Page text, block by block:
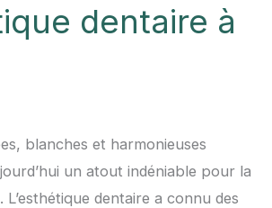
dentaire à
blanches et harmonieuses
un atout indéniable pour la
dentaire a connu des